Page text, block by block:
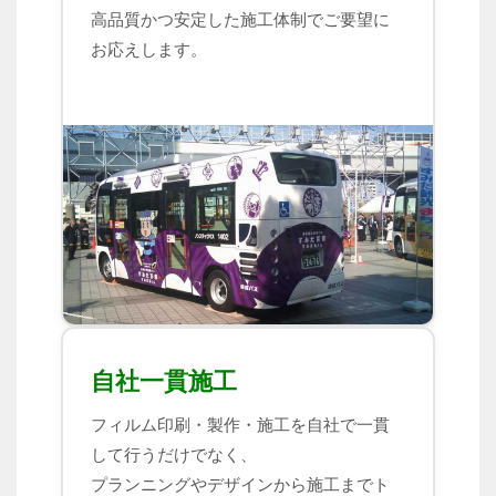
高品質かつ安定した施工体制でご要望に
お応えします。
自社一貫施工
フィルム印刷・製作・施工を自社で一貫
して行うだけでなく、
プランニングやデザインから施工までト